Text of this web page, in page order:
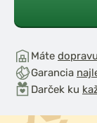
Máte
Garancia
Darček ku